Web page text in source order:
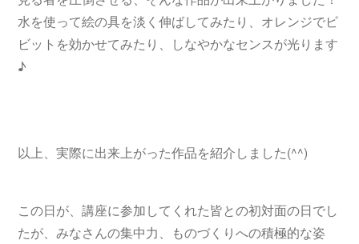
水を使って絵の具を淡く伸ばしてみたり、オレンジでビ
ビットを効かせてみたり、しなやかなセンスが光ります
♪
以上、実際に出来上がった作品を紹介しました(^^)
この日が、講座に参加してくれた皆との初対面の日でし
たが、みなさんの集中力、ものづくりへの積極的な姿